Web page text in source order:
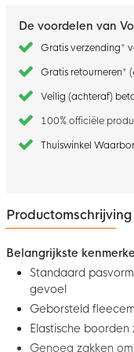
De voordelen van
Gratis verzending*
Gratis retourneren*
Veilig (achteraf)
100% officiële
Thuiswinkel
Productomschrijving
Belangrijkste
Standaard
gevoel
Geborsteld
Elastische
Genoeg zakken